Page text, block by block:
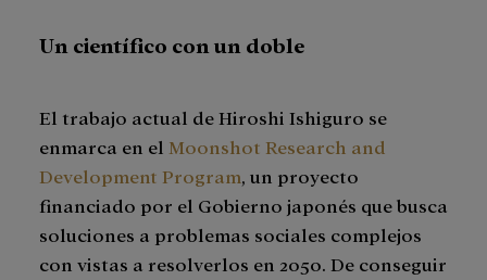
Un científico con un doble
El trabajo actual de Hiroshi Ishiguro se
enmarca en el Moonshot Research and
Development Program, un proyecto
financiado por el Gobierno japonés que busca
soluciones a problemas sociales complejos
con vistas a resolverlos en 2050. De conseguir